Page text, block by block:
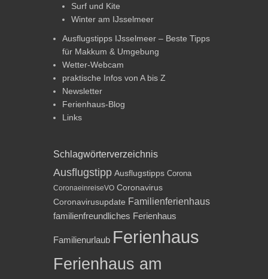
Surf und Kite
Winter am IJsselmeer
Ausflugstipps IJsselmeer – Beste Tipps
für Makkum & Umgebung
Wetter-Webcam
praktische Infos von A bis Z
Newsletter
Ferienhaus-Blog
Links
Schlagwörterverzeichnis
Ausflugstipp Ausflugstipps Corona
CoronaeinreiseVO Coronavirus
Coronavirusupdate Familienferienhaus
familienfreundliches Ferienhaus
Familienurlaub Ferienhaus
Ferienhaus am